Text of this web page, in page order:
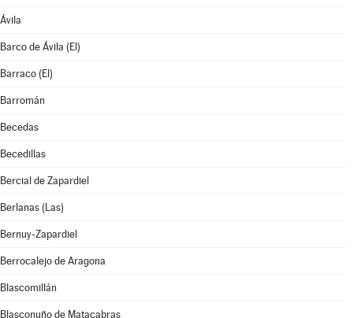
Ávila
Barco de Ávila (El)
Barraco (El)
Barromán
Becedas
Becedillas
Bercial de Zapardiel
Berlanas (Las)
Bernuy-Zapardiel
Berrocalejo de Aragona
Blascomillán
Blasconuño de Matacabras